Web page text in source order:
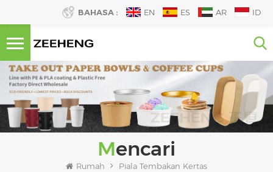
BAHASA : EN ES AR ID
Mencari
Rumah Piala Tembakan Kertas